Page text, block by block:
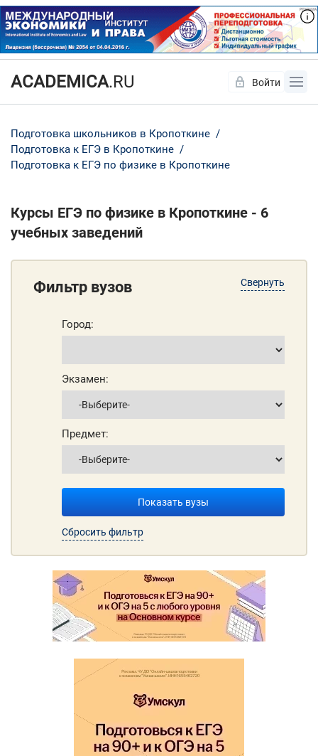
ACADEMICA.RU Войти
Подготовка школьников в Кропоткине
Подготовка к ЕГЭ в Кропоткине
Подготовка к ЕГЭ по физике в Кропоткине
Курсы ЕГЭ по физике в Кропоткине - 6
учебных заведений
Свернуть
Фильтр вузов
Город:
Экзамен:
Предмет:
Показать вузы
Сбросить фильтр
Да Нет